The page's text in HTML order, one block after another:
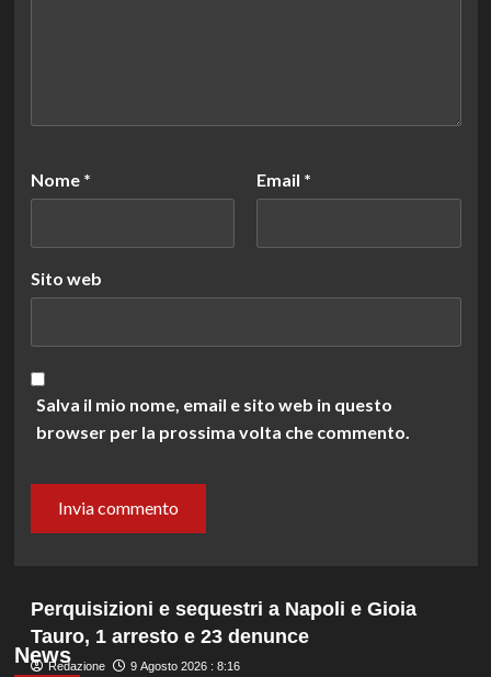
Nome * Email *
Sito web
Salva il mio nome, email e sito web in questo
browser per la prossima volta che commento.
News
Perquisizioni e sequestri a Napoli e Gioia
Tauro, 1 arresto e 23 denunce
Redazione 9 Agosto 2026 : 8:16